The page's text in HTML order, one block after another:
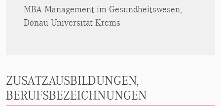
MBA Management im Gesundheitswesen,
Donau Universität Krems
ZUSATZAUSBILDUNGEN,
BERUFSBEZEICHNUNGEN